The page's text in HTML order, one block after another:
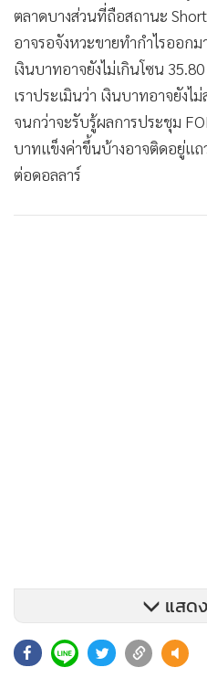
ตลาดบางส่วนที่ถือสถานะ
อาจรอจังหวะขายทำกำไรออก
เงินบาทอาจยังไม่เกินโซน
เราประเมินว่า เงินบาทอาจยัง
จนกว่าจะรับรู้ผลการประชุม
บาทแข็งค่าขึ้นบ้างอาจติดอยู่แ
ต่อดอลลาร์
ผู้เล่นในตลาดหุ้นสหรัฐฯ ยังคงอ
แสด